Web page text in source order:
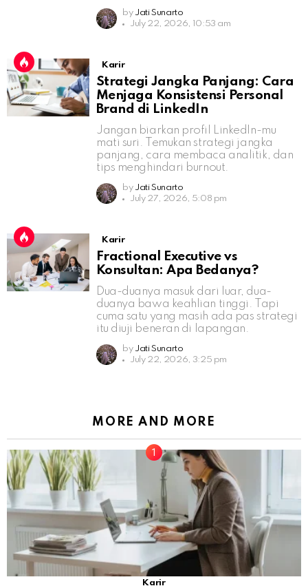
by Jati Sunarto
July 22, 2026, 10:53 am
Karir
Strategi Jangka Panjang: Cara
Menjaga Konsistensi Personal
Brand di LinkedIn
Jangan biarkan profil LinkedIn-mu
mati suri. Temukan strategi jangka
panjang, cara membaca analitik, dan
tips menghindari burnout.
by Jati Sunarto
July 27, 2026, 5:08 pm
Karir
Fractional Executive vs
Konsultan: Apa Bedanya?
Dua-duanya masuk dari luar, dua-
duanya bawa keahlian tinggi. Tapi
cuma satu yang masih ada pas strategi
itu diuji beneran di lapangan.
by Jati Sunarto
July 22, 2026, 3:25 pm
MORE AND MORE
Karir